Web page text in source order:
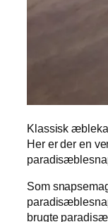
Klassisk
Her er der en
Som
brugte